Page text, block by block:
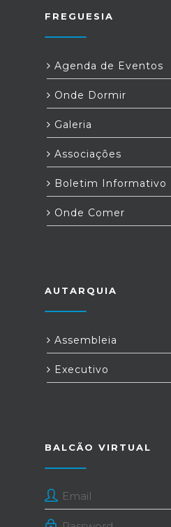
FREGUESIA
Agenda de Eventos
Onde Dormir
Galeria
Associações
Boletim Informativo
Onde Comer
AUTARQUIA
Assembleia
Executivo
BALCÃO VIRTUAL